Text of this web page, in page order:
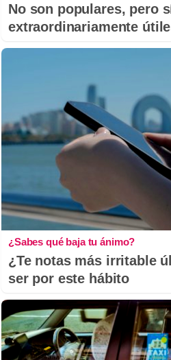
No son populares, pero
extraordinariamente
¿Sabes qué baja tu ánimo?
¿Te notas más irritable
ser por este hábito